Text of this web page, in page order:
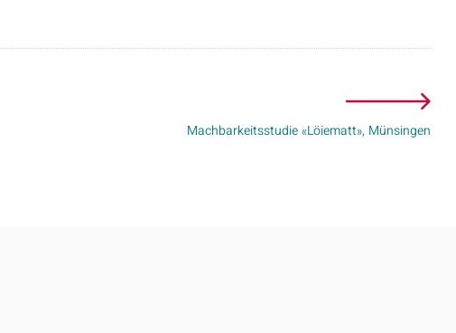
Machbarkeitsstudie «Löiematt», Münsingen